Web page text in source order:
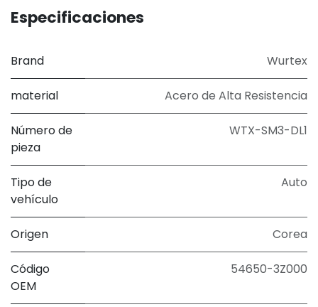
Especificaciones
Brand Wurtex
material Acero de Alta Resistencia
Número de
pieza
WTX-SM3-DL1
Tipo de
vehículo
Auto
Origen Corea
Código
OEM
54650-3Z000